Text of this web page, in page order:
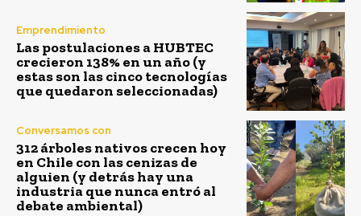
Emprendimiento
Las postulaciones a HUBTEC
crecieron 138% en un año (y
estas son las cinco tecnologías
que quedaron seleccionadas)
Conversamos con
312 árboles nativos crecen hoy
en Chile con las cenizas de
alguien (y detrás hay una
industria que nunca entró al
debate ambiental)